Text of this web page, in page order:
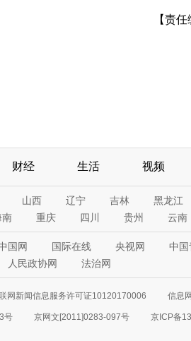
【责
财经 生活 视频
山西 辽宁 吉林 黑龙江
南 重庆 四川 贵州 云南
国网 国际在线 央视网 中国
人民政协网 法治网
网新闻信息服务许可证10120170006 信息
号 京网文[2011]0283-097号 京ICP备